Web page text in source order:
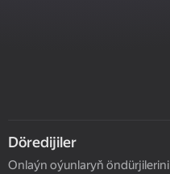
Döredijiler
Onlaýn oýunlaryň öndürjilerini